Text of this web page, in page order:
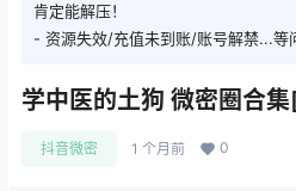
肯定能解压！
- 资源失效/充值未到账/账号解禁...等
学中医的土狗 微密圈合
抖音微密 1 个月前 0